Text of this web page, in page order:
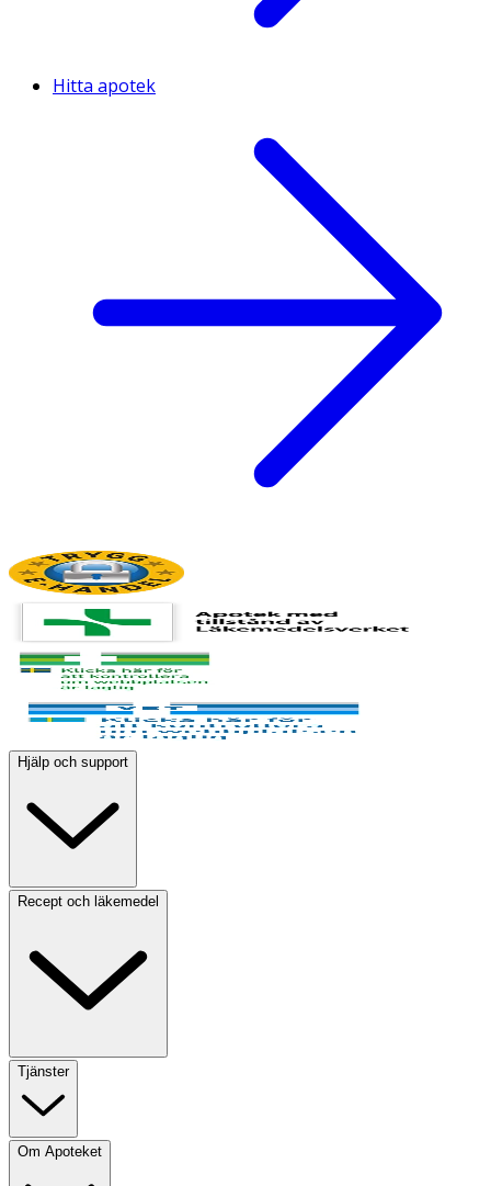
Hitta apotek
Hjälp och support
Recept och läkemedel
Tjänster
Om Apoteket